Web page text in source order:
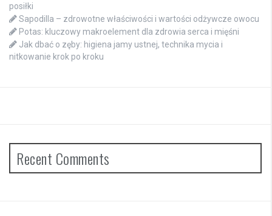
posiłki
Sapodilla – zdrowotne właściwości i wartości odżywcze owocu
Potas: kluczowy makroelement dla zdrowia serca i mięśni
Jak dbać o zęby: higiena jamy ustnej, technika mycia i
nitkowanie krok po kroku
Recent Comments